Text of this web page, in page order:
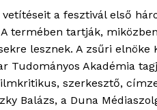
a fesztivál első
termében tartják,
lesznek. A zsűri elnöke
Tudományos Akadémia
szerkesztő,
Balázs, a Duna